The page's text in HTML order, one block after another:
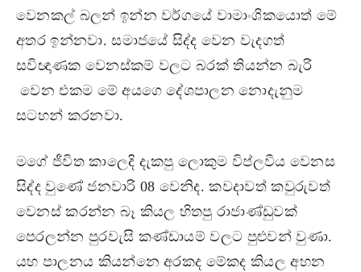
වෙනකල් බලන් ඉන්න වර්ගයේ වාමාංශිකයොත් මේ
අතර ඉන්නවා. සමාජයේ සිද්ද වෙන වැදගත්
සවිඥාණක වෙනස්කම් වලට බරක් තියන්න බැරි
වෙන එකම මේ අයගෙ දේශපාලන නොදැනුම
සටහන් කරනවා.
මගේ ජීවිත කාලෙදි දැකපු ලොකුම විප්ලවීය වෙනස
සිද්ද වුණේ ජනවාරි 08 වෙනිද. කවදාවත් කවුරුවත්
වෙනස් කරන්න බෑ කියල හිතපු රාජාණ්ඩුවක්
පෙරලන්න පුරවැසි කණ්ඩායම් වලට පුළුවන් වුණා.
යහ පාලනය කියන්නෙ අරකද මේකද කියල අහන